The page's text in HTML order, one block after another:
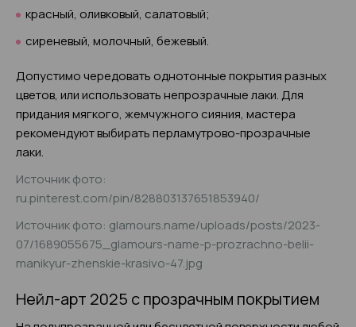
красный, оливковый, салатовый;
сиреневый, молочный, бежевый.
Допустимо чередовать однотонные покрытия разных
цветов, или использовать непрозрачные лаки. Для
придания мягкого, жемчужного сияния, мастера
рекомендуют выбирать перламутрово-прозрачные
лаки.
Источник фото:
ru.pinterest.com/pin/828803137651853940/
Источник фото: glamours.name/uploads/posts/2023-
07/1689055675_glamours-name-p-prozrachno-belii-
manikyur-zhenskie-krasivo-47.jpg
Нейл-арт 2025 с прозрачным покрытием